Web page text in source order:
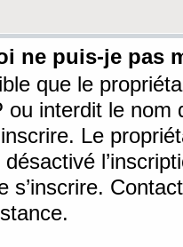
ne puis-je pas
que le
ou interdit le nom
Le
s’inscrire.